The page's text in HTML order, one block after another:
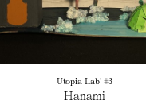
Utopia Lab' #3
Hanami